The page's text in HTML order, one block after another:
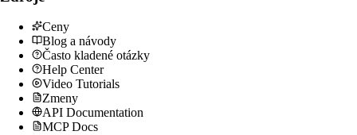
Ceny
Blog a návody
Často kladené otázky
Help Center
Video Tutorials
Zmeny
API Documentation
MCP Docs